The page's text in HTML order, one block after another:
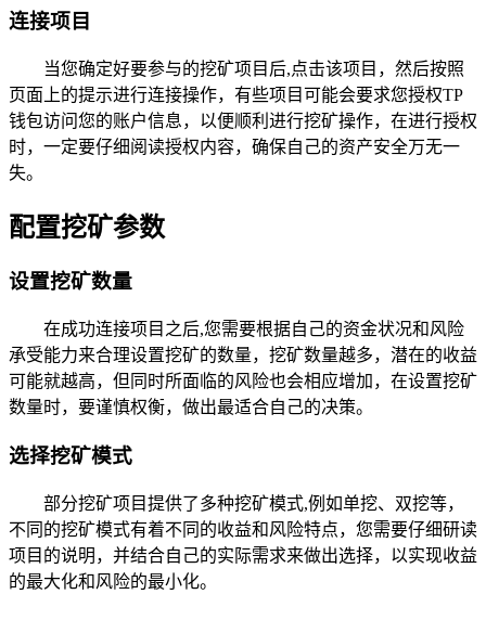
连接项目
当您确定好要参与的挖矿项目后,点击该项目，然后按照
页面上的提示进行连接操作，有些项目可能会要求您授权TP
钱包访问您的账户信息，以便顺利进行挖矿操作，在进行授权
时，一定要仔细阅读授权内容，确保自己的资产安全万无一
失。
配置挖矿参数
设置挖矿数量
在成功连接项目之后,您需要根据自己的资金状况和风险
承受能力来合理设置挖矿的数量，挖矿数量越多，潜在的收益
可能就越高，但同时所面临的风险也会相应增加，在设置挖矿
数量时，要谨慎权衡，做出最适合自己的决策。
选择挖矿模式
部分挖矿项目提供了多种挖矿模式,例如单挖、双挖等，
不同的挖矿模式有着不同的收益和风险特点，您需要仔细研读
项目的说明，并结合自己的实际需求来做出选择，以实现收益
的最大化和风险的最小化。